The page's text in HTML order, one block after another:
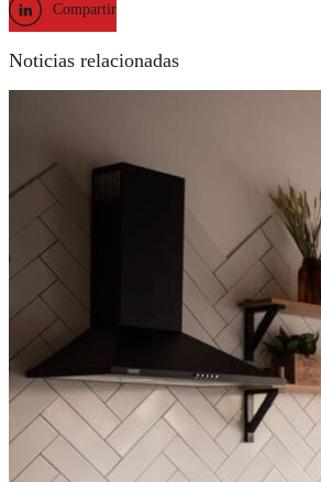
Compartir
Noticias relacionadas